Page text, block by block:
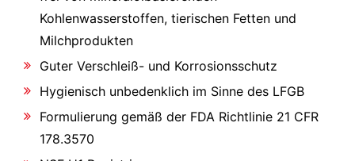
Kohlenwasserstoffen, tierischen Fetten und
Milchprodukten
Guter Verschleiß- und Korrosionsschutz
Hygienisch unbedenklich im Sinne des LFGB
Formulierung gemäß der FDA Richtlinie 21 CFR
178.3570